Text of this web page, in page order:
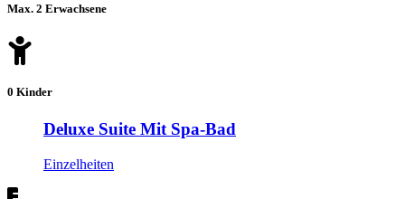
Max. 2 Erwachsene
0 Kinder
Deluxe Suite Mit Spa-Bad
Einzelheiten